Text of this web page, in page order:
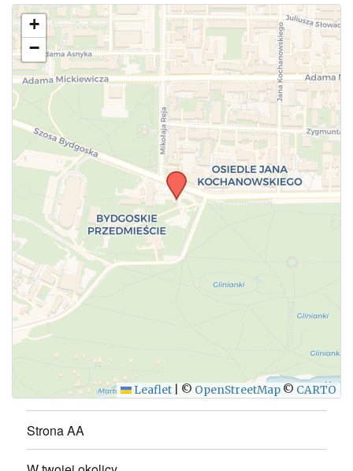
Użyj tego formularza aby przesłać informację o
zmianach w powyższym mityngu.
+
−
Leaflet © OpenStreetMap © CARTO
Strona AA